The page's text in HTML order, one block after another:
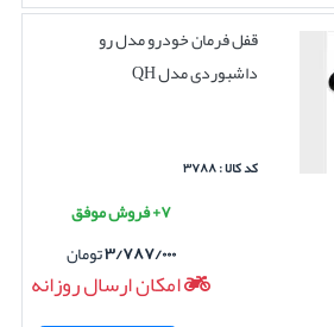
قفل فرمان خودرو مدل رو
داشبوردی مدل QH
کد کالا : ۳۷۸۸
۷+ فروش موفق
۳/۷۸۷/۰۰۰تومان
امکان ارسال روزانه